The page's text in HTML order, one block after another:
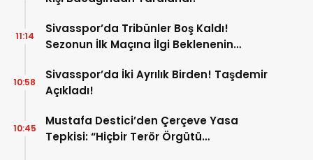
Sivasspor’da Tribünler Boş Kaldı!
Sezonun İlk Maçına İlgi Beklenenin
11:14
Sivasspor’da İki Ayrılık Birden! Taşdemir
Açıkladı!
10:58
Mustafa Destici’den Çerçeve Yasa
Tepkisi: “Hiçbir Terör Örgütü
10:45